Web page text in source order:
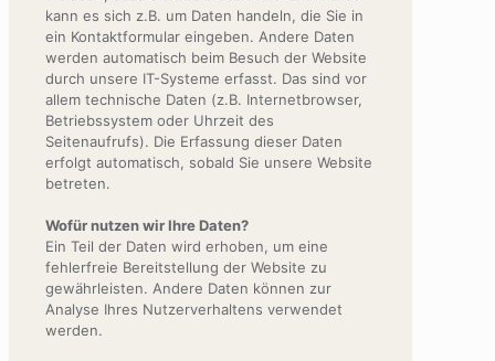
kann es sich z.B. um Daten handeln, die Sie in
ein Kontaktformular eingeben. Andere Daten
werden automatisch beim Besuch der Website
durch unsere IT-Systeme erfasst. Das sind vor
allem technische Daten (z.B. Internetbrowser,
Betriebssystem oder Uhrzeit des
Seitenaufrufs). Die Erfassung dieser Daten
erfolgt automatisch, sobald Sie unsere Website
betreten.
Wofür nutzen wir Ihre Daten?
Ein Teil der Daten wird erhoben, um eine
fehlerfreie Bereitstellung der Website zu
gewährleisten. Andere Daten können zur
Analyse Ihres Nutzerverhaltens verwendet
werden.